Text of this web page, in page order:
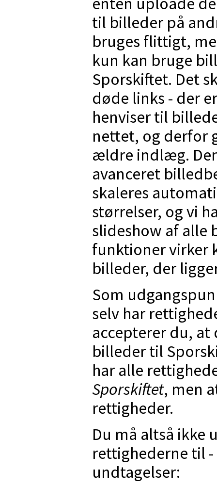
til billeder på
bruges flittigt,
kun kan bruge
Sporskiftet. Det
døde links - der
henviser til
nettet, og derfor
ældre indlæg.
avanceret
skaleres
størrelser, og vi
slideshow af alle
funktioner virker
billeder, der
Som
selv har
accepterer du,
billeder til
har alle
Sporskiftet, men
rettigheder.
Du må altså ikke
rettighederne til
undtagelser: